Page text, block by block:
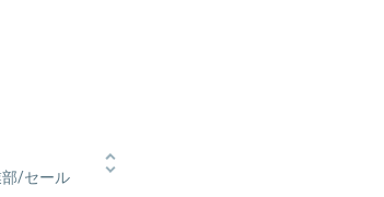
/セール